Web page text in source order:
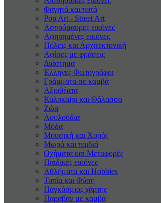
Φαγητά και ποτά
Pop Art - Street Art
Ασπρόμαυρες εικόνες
Αφηρημένες εικόνες
Πόλεις και Αρχιτεκτονική
Αφίσες με φράσεις
Διάστημα
Έλληνες Φωτογράφοι
Γράμματα σε καμβά
Αξιοθέατα
Καλοκαiρι και Θάλασσα
Ζώα
Λουλούδια
Μόδα
Μουσική και Χορός
Μωρά και παιδιά
Οχήματα και Μεταφορές
Παιδικές εικόνες
Αθλήματα και Hobbies
Τοπία και Φύση
Παγκόσμιος χάρτης
Παραβάν με καμβά